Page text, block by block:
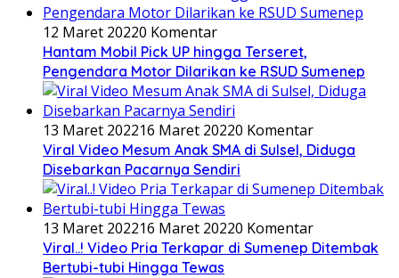
12 Maret 20220 Komentar
Hantam Mobil Pick UP hingga Terseret,
Pengendara Motor Dilarikan ke RSUD Sumenep
13 Maret 202216 Maret 20220 Komentar
Viral Video Mesum Anak SMA di Sulsel, Diduga
Disebarkan Pacarnya Sendiri
13 Maret 202216 Maret 20220 Komentar
Viral..! Video Pria Terkapar di Sumenep Ditembak
Bertubi-tubi Hingga Tewas